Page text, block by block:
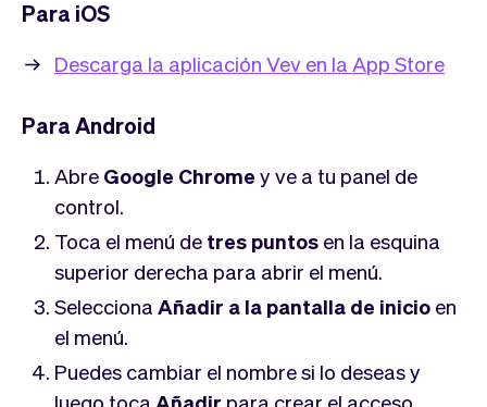
Para iOS
Descarga la aplicación Vev en la App Store
Para Android
Abre Google Chrome y ve a tu panel de
control.
Toca el menú de tres puntos en la esquina
superior derecha para abrir el menú.
Selecciona Añadir a la pantalla de inicio en
el menú.
Puedes cambiar el nombre si lo deseas y
luego toca Añadir para crear el acceso